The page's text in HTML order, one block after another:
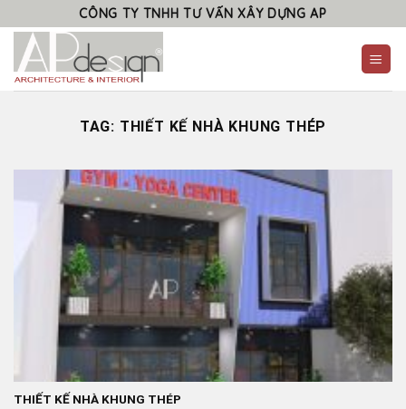
to
content
CÔNG TY TNHH TƯ VẤN XÂY DỰNG AP
TAG: THIẾT KẾ NHÀ KHUNG THÉP
THIẾT KẾ NHÀ KHUNG THÉP